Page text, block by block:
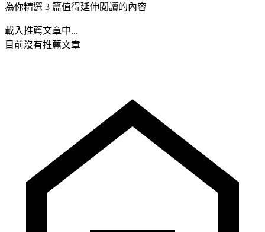
為你精選 3 篇值得延伸閱讀的內容
載入推薦文章中...
目前沒有推薦文章